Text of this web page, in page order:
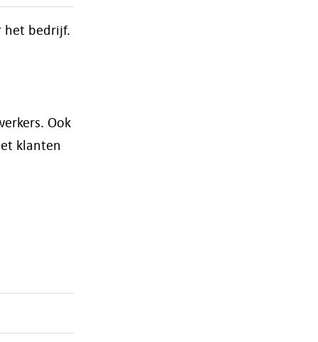
het bedrijf.
Ook
klanten